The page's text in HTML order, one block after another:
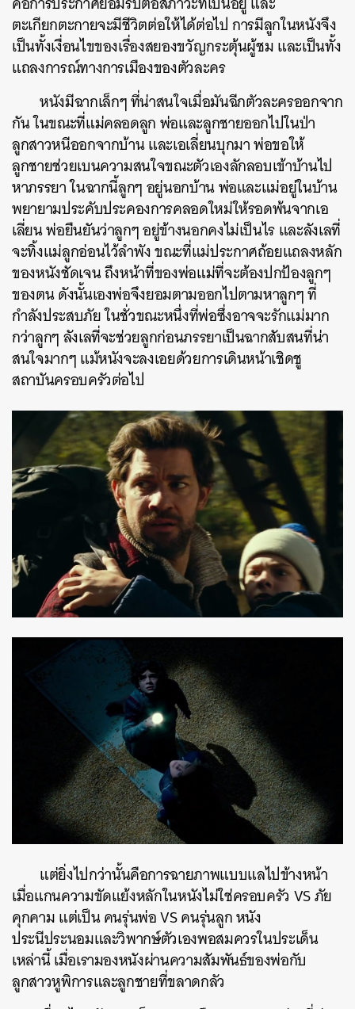
ตะเกียกตะกายจะมีชีวิตต่อให้ได้ต่อไป การมีลูกในหนังจึง
เป็นทั้งเงื่อนไขของเรื่องสยองขวัญกระตุ้นผู้ชม และเป็นทั้ง
แถลงการณ์ทางการเมืองของตัวละคร
หนังมีฉากเล็กๆ ที่น่าสนใจเมื่อมันฉีกตัวละครออกจาก
กัน ในขณะที่แม่คลอดลูก พ่อและลูกชายออกไปในป่า
ลูกสาวหนีออกจากบ้าน และเอเลี่ยนบุกมา พ่อขอให้
ลูกชายช่วยเบนความสนใจขณะตัวเองลักลอบเข้าบ้านไป
หาภรรยา ในฉากนี้ลูกๆ อยู่นอกบ้าน พ่อและแม่อยู่ในบ้าน
พยายามประคับประคองการคลอดใหม่ให้รอดพ้นจากเอ
เลี่ยน พ่อยืนยันว่าลูกๆ อยู่ข้างนอกคงไม่เป็นไร และลังเลที่
จะทิ้งแม่ลูกอ่อนไว้ลำพัง ขณะที่แม่ประกาศถ้อยแถลงหลัก
ของหนังชัดเจน ถึงหน้าที่ของพ่อแม่ที่จะต้องปกป้องลูกๆ
ของตน ดังนั้นเองพ่อจึงยอมตามออกไปตามหาลูกๆ ที่
กำลังประสบภัย ในชั่วขณะหนึ่งที่พ่อซึ่งอาจจะรักแม่มาก
กว่าลูกๆ ลังเลที่จะช่วยลูกก่อนภรรยาเป็นฉากสับสนที่น่า
สนใจมากๆ แม้หนังจะลงเอยด้วยการเดินหน้าเชิดชู
สถาบันครอบครัวต่อไป
แต่ยิ่งไปกว่านั้นคือการฉายภาพแบบแลไปข้างหน้า
เมื่อแกนความขัดแย้งหลักในหนังไม่ใช่ครอบครัว VS ภัย
คุกคาม แต่เป็น คนรุ่นพ่อ VS คนรุ่นลูก หนัง
ประนีประนอมและวิพากษ์ตัวเองพอสมควรในประเด็น
เหล่านี้ เมื่อเรามองหนังผ่านความสัมพันธ์ของพ่อกับ
ลูกสาวหูพิการและลูกชายที่ขลาดกลัว
SHARE TWEET LINE EMAIL